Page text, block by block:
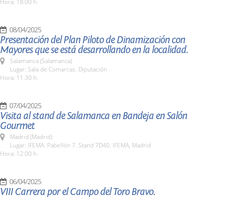
Hora: 18:00 h.
08/04/2025
Presentación del Plan Piloto de Dinamización con
Mayores que se está desarrollando en la localidad.
Salamanca (Salamanca)
Lugar: Sala de Comarcas. Diputación
Hora: 11:30 h.
07/04/2025
Visita al stand de Salamanca en Bandeja en Salón
Gourmet
Madrid (Madrid)
Lugar: IFEMA. Pabellón 7. Stand 7D40. IFEMA, Madrid
Hora: 12:00 h.
06/04/2025
VIII Carrera por el Campo del Toro Bravo.